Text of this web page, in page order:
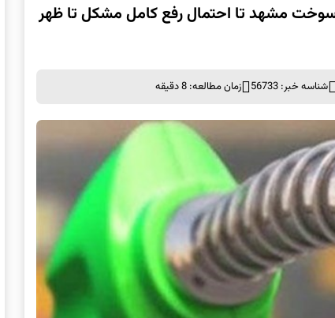
در مشهد؛ از توقف سوخت‌رسانی در ۷۰ جایگاه سوخت مشهد تا احتمال رفع کامل مشکل تا ظهر
شناسه خبر: 56733 زمان مطالعه: 8 دقیقه